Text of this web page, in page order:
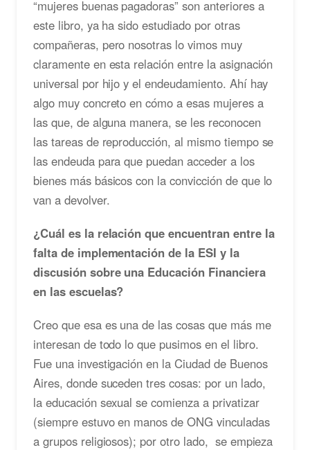
“mujeres buenas pagadoras” son anteriores a
este libro, ya ha sido estudiado por otras
compañeras, pero nosotras lo vimos muy
claramente en esta relación entre la asignación
universal por hijo y el endeudamiento. Ahí hay
algo muy concreto en cómo a esas mujeres a
las que, de alguna manera, se les reconocen
las tareas de reproducción, al mismo tiempo se
las endeuda para que puedan acceder a los
bienes más básicos con la convicción de que lo
van a devolver.
¿Cuál es la relación que encuentran entre la
falta de implementación de la ESI y la
discusión sobre una Educación Financiera
en las escuelas?
Creo que esa es una de las cosas que más me
interesan de todo lo que pusimos en el libro.
Fue una investigación en la Ciudad de Buenos
Aires, donde suceden tres cosas: por un lado,
la educación sexual se comienza a privatizar
(siempre estuvo en manos de ONG vinculadas
a grupos religiosos); por otro lado, se empieza